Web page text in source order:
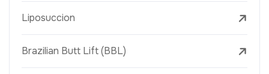
Liposuccion
Brazilian Butt Lift (BBL)